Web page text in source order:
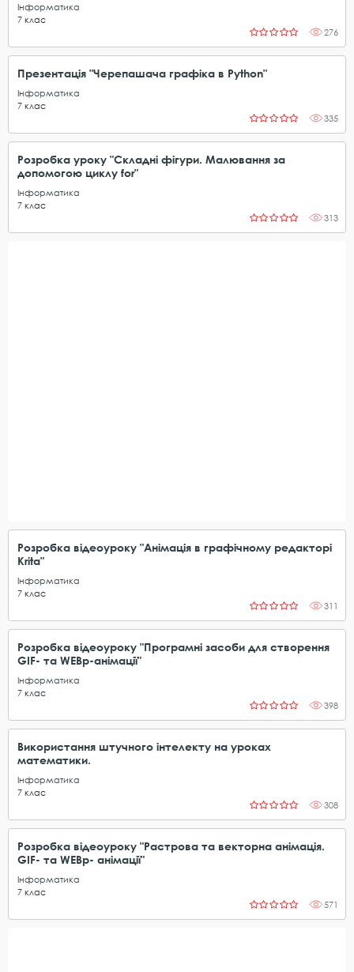
Інформатика
7 клас
276
Презентація "Черепашача графіка в Python"
Інформатика
7 клас
335
Розробка уроку "Складні фігури. Малювання за
допомогою циклу for"
Інформатика
7 клас
313
Розробка відеоуроку "Анімація в графічному редакторі
Кrita"
Інформатика
7 клас
311
Розробка відеоуроку "Програмні засоби для створення
GIF- та WEBp-анімації"
Інформатика
7 клас
398
Використання штучного інтелекту на уроках
математики.
Інформатика
7 клас
308
Розробка відеоуроку "Растрова та векторна анімація.
GIF- та WEBp- анімації"
Інформатика
7 клас
571